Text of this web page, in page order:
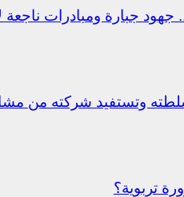
جبارة ومبادرات
وتستفيد شركته من
تربوية؟